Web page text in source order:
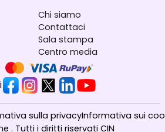
Chi siamo
Contattaci
Sala stampa
Centro media
. Tutti i diritti riservati CIN
sulla privacyInformativa sui